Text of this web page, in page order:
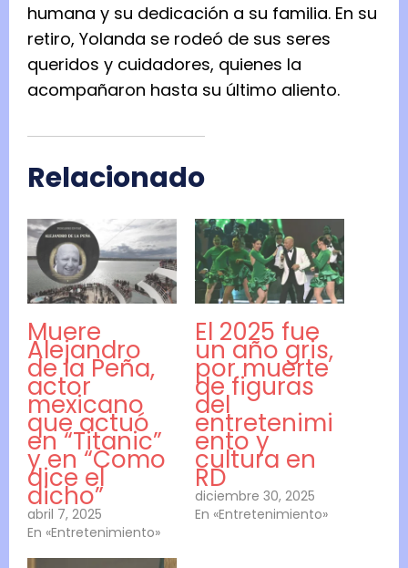
humana y su dedicación a su familia. En su
retiro, Yolanda se rodeó de sus seres
queridos y cuidadores, quienes la
acompañaron hasta su último aliento.
Relacionado
Muere
Alejandro
de la Peña,
actor
mexicano
que actuó
en “Titanic”
y en “Como
dice el
dicho”
abril 7, 2025
En «Entretenimiento»
El 2025 fue
un año gris,
por muerte
de figuras
del
entretenimi
ento y
cultura en
RD
diciembre 30, 2025
En «Entretenimiento»